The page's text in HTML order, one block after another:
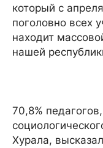
который с
поголовно всех
находит
нашей
70,8%
Хурала,